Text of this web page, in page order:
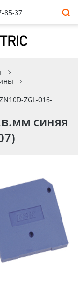
85-37
ZGL-016-
синяя